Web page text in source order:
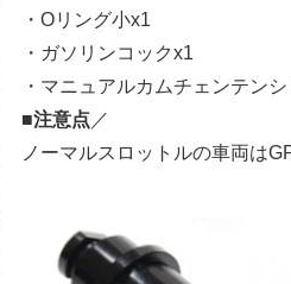
・Oリング小x1
・ガソリンコックx1
・マニュアルカムチェンテン
■注意点 ／
ノーマルスロットルの車両は